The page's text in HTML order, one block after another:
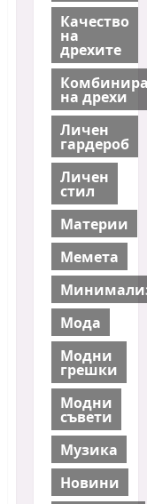
Качество
на
дрехите
на дрехи
Личен
гардероб
Личен
стил
Материи
Мемета
Мода
Модни
грешки
Модни
съвети
Музика
Новини